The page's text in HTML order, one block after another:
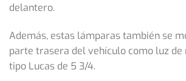
delantero.
Además, estas lámparas también se
parte trasera del vehículo como luz de
tipo Lucas de 5 3/4.